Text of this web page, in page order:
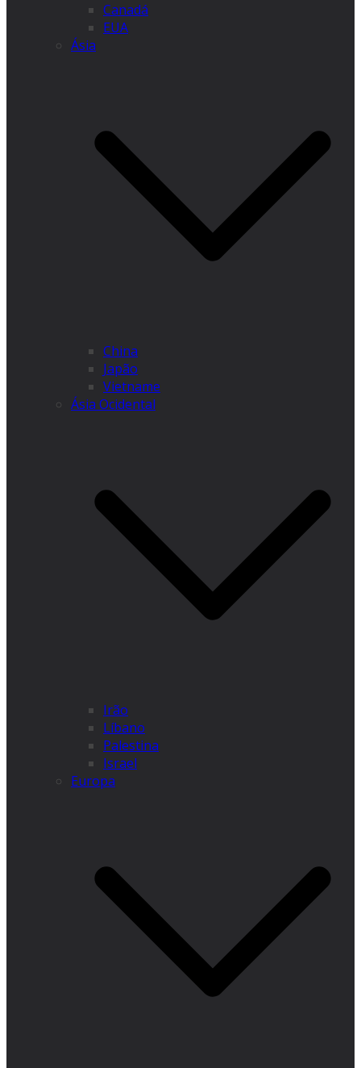
Canadá
EUA
Ásia
China
Japão
Vietname
Ásia Ocidental
Irão
Líbano
Palestina
Israel
Europa